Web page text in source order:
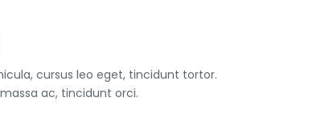
cursus leo eget, tincidunt tortor.
ac, tincidunt orci.